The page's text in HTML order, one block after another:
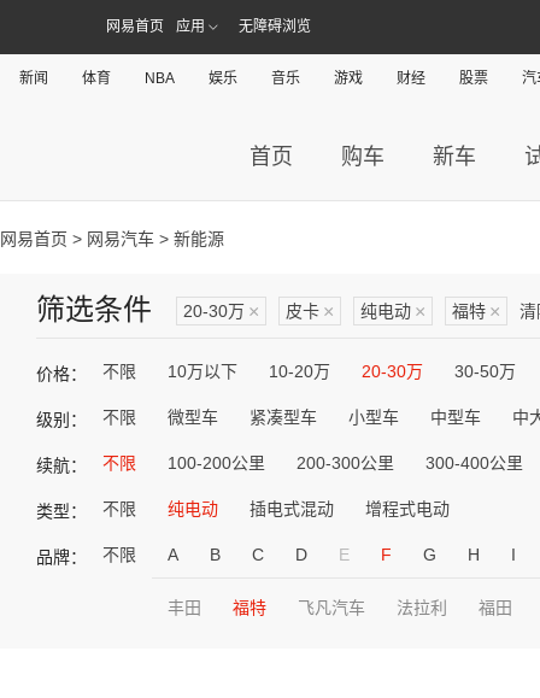
网易首页 应用 无障碍浏览
新闻 体育 NBA 娱乐 音乐 游戏 财经 股票 汽
首页 购车 新车
网易首页 > 网易汽车 > 新能源
筛选条件 20-30万 × 皮卡 × 纯电动 × 福特 × 清
价格： 不限 10万以下 10-20万 20-30万 30-50万
级别： 不限 微型车 紧凑型车 小型车 中型车 中
续航： 不限 100-200公里 200-300公里 300-400公里
类型： 不限 纯电动 插电式混动 增程式电动
品牌： 不限 A B C D E F G H I
丰田 福特 飞凡汽车 法拉利 福田